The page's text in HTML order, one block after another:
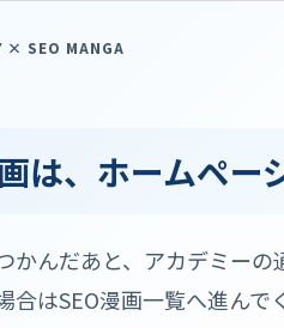
× SEO MANGA
は、ホームペー
かんだあと、アカデミー
合はSEO漫画一覧へ進んで